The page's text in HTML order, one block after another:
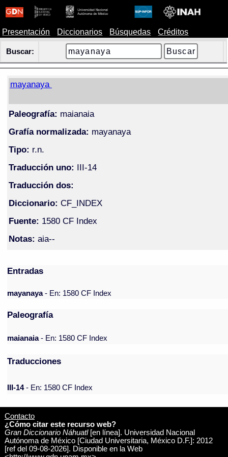
Presentación Diccionarios Búsquedas Créditos
Buscar:
mayanaya
Paleografía: maianaia
Grafía normalizada: mayanaya
Tipo: r.n.
Traducción uno: III-14
Traducción dos:
Diccionario: CF_INDEX
Fuente: 1580 CF Index
Notas: aia--
Entradas
mayanaya- En: 1580 CF Index
Paleografía
maianaia- En: 1580 CF Index
Traducciones
III-14- En: 1580 CF Index
Contacto
¿Cómo citar este recurso web?
Gran Diccionario Náhuatl[en línea]. Universidad Nacional
Autónoma de México [Ciudad Universitaria, México D.F.]: 2012
[ref del 09-08-2026]. Disponible en la Web